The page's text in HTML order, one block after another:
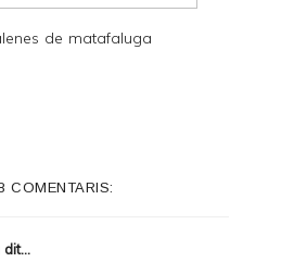
de matafaluga
COMENTARIS:
dit...